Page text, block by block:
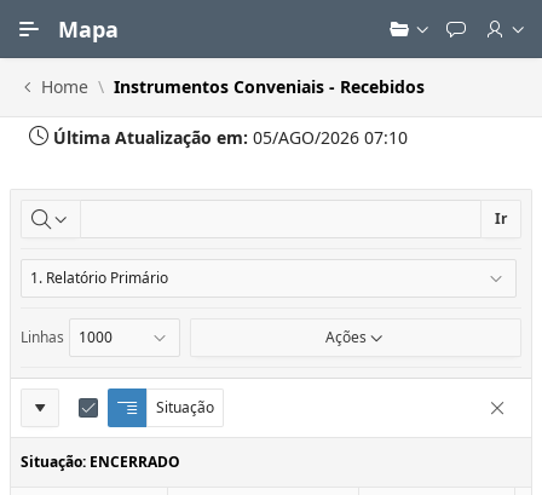
Mapa
Home Instrumentos Conveniais - Recebidos
Última Atualização em: 05/AGO/2026 07:10
Ir
Linhas Ações
Definições
do
Relatório
Situação
Q
u
e
b
E
d
i
t
Situação: ENCERRADO